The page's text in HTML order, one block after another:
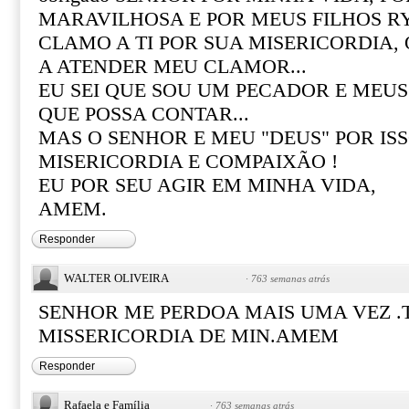
MARAVILHOSA E POR MEUS FILHOS
CLAMO A TI POR SUA MISERICORDIA,
A ATENDER MEU CLAMOR...
EU SEI QUE SOU UM PECADOR E
QUE POSSA CONTAR...
MAS O SENHOR E MEU "DEUS" POR
MISERICORDIA E COMPAIXÃO !
EU POR SEU AGIR EM MINHA VIDA,
AMEM.
Responder
WALTER OLIVEIRA · 763 semanas atrás
SENHOR ME PERDOA MAIS UMA VEZ
MISSERICORDIA DE MIN.AMEM
Responder
Rafaela e Família · 763 semanas atrás